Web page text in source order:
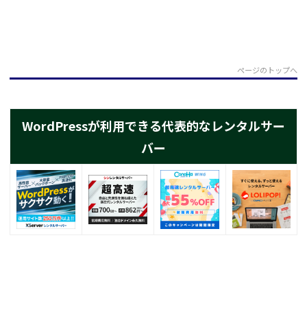
ページのトップへ
WordPressが利用できる代表的なレンタルサー
バー